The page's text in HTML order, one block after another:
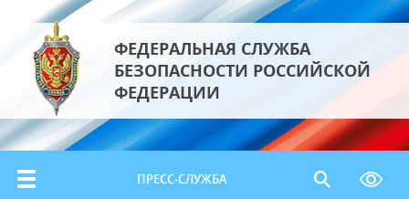
ФЕДЕРАЛЬНАЯ СЛУЖБА
БЕЗОПАСНОСТИ РОССИЙСКОЙ
ФЕДЕРАЦИИ
ПРЕСС-СЛУЖБА